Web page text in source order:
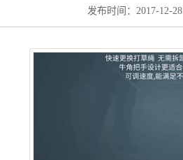
发布时间：2017-12-28